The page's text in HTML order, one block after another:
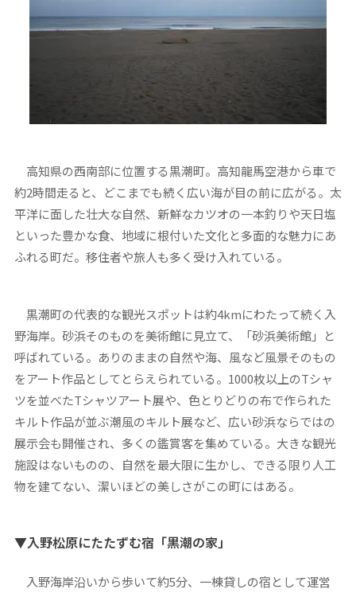
高知県の西南部に位置する黒潮町。高知龍馬空港から車で
約2時間走ると、どこまでも続く広い海が目の前に広がる。太
平洋に面した壮大な自然、新鮮なカツオの一本釣りや天日塩
といった豊かな食、地域に根付いた文化と多面的な魅力にあ
ふれる町だ。移住者や旅人も多く受け入れている。
黒潮町の代表的な観光スポットは約4kmにわたって続く入
野海岸。砂浜そのものを美術館に見立て、「砂浜美術館」と
呼ばれている。ありのままの自然や海、風など風景そのもの
をアート作品としてとらえられている。1000枚以上のTシャ
ツを並べたTシャツアート展や、色とりどりの布で作られた
キルト作品が並ぶ潮風のキルト展など、広い砂浜ならではの
展示会も開催され、多くの鑑賞客を集めている。大きな観光
施設はないものの、自然を最大限に生かし、できる限り人工
物を建てない、潔いほどの美しさがこの町にはある。
▼入野松原にたたずむ宿「黒潮の家」
入野海岸沿いから歩いて約5分、一棟貸しの宿として運営